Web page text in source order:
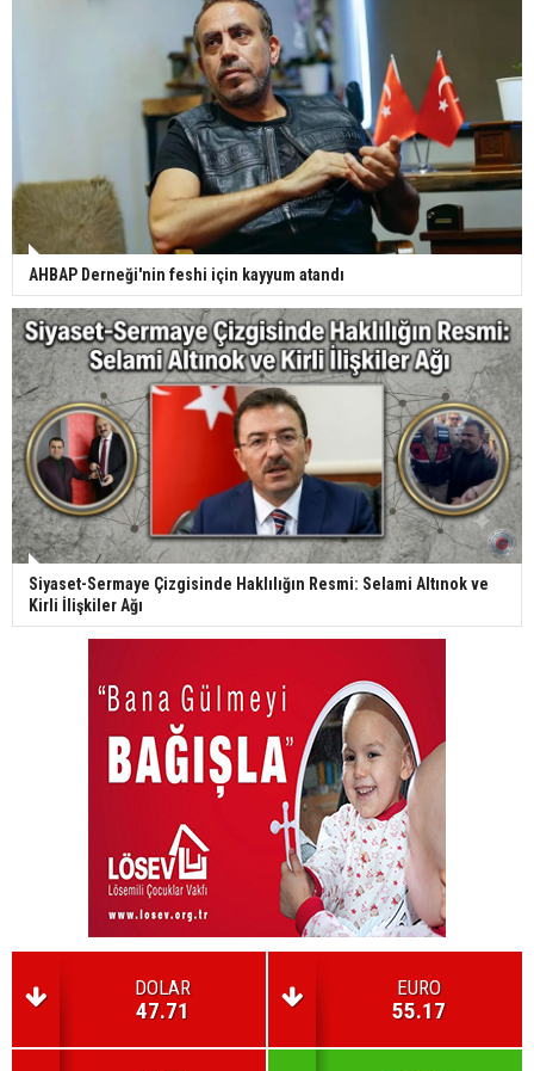
AHBAP Derneği'nin feshi için kayyum atandı
Siyaset-Sermaye Çizgisinde Haklılığın Resmi: Selami Altınok ve
Kirli İlişkiler Ağı
DOLAR
47.71
EURO
55.17